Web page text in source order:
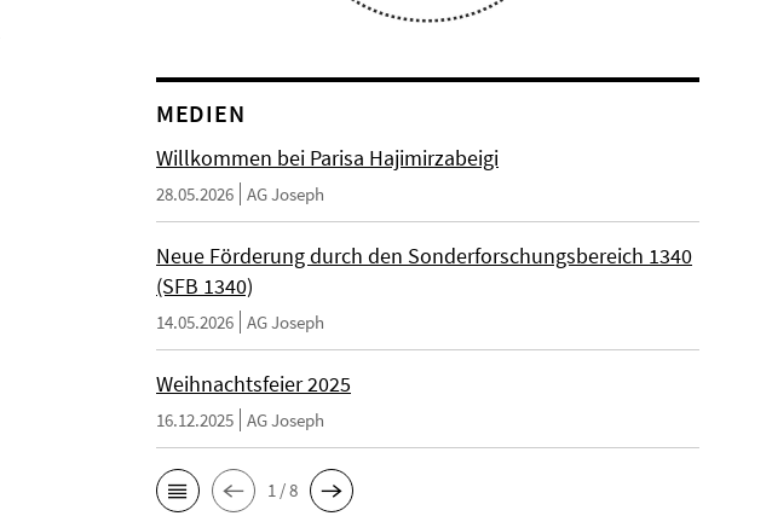
MEDIEN
Willkommen bei Parisa Hajimirzabeigi
28.05.2026 AG Joseph
Neue Förderung durch den Sonderforschungsbereich 1340
(SFB 1340)
14.05.2026 AG Joseph
Weihnachtsfeier 2025
16.12.2025 AG Joseph
1 / 8